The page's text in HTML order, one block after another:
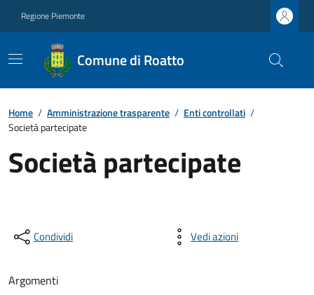
Regione Piemonte
Comune di Roatto
Home / Amministrazione trasparente / Enti controllati /
Società partecipate
Società partecipate
Condividi Vedi azioni
Argomenti